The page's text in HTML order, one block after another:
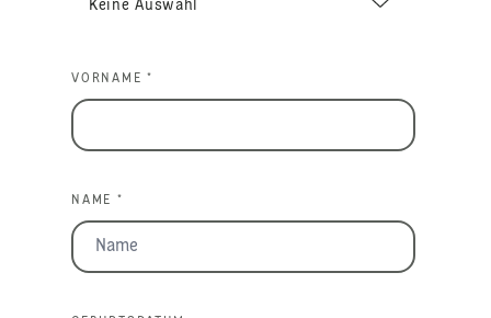
VORNAME *
NAME *